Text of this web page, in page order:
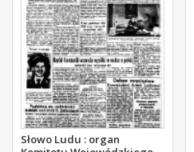
Słowo Ludu : organ